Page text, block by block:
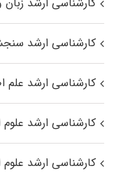
کارشناسی ارشد
کارشناسی ارشد
کارشناسی ارشد
کارشناسی ارشد علوم